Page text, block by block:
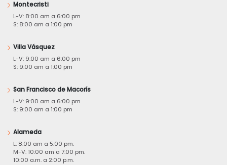
Montecristi
L-V: 8:00 am a 6:00 pm
S: 8:00 am a 1:00 pm
Villa Vásquez
L-V: 9:00 am a 6:00 pm
S: 9:00 am a 1:00 pm
San Francisco de Macorís
L-V: 9:00 am a 6:00 pm
S: 9:00 am a 1:00 pm
Alameda
L: 8:00 am a 5:00 pm.
M-V: 10:00 am a 7:00 pm.
10:00 a.m. a 2:00 p.m.